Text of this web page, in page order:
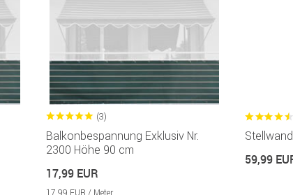
(3)
Balkonbespannung Exklusiv Nr.
2300 Höhe 90 cm
17,99 EUR
17,99 EUR / Meter
59,99